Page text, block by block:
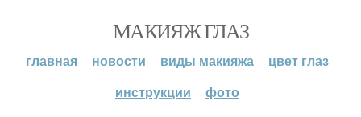
МАКИЯЖ ГЛАЗ
главная новости виды макияжа
цвет глаз
инструкции
фото